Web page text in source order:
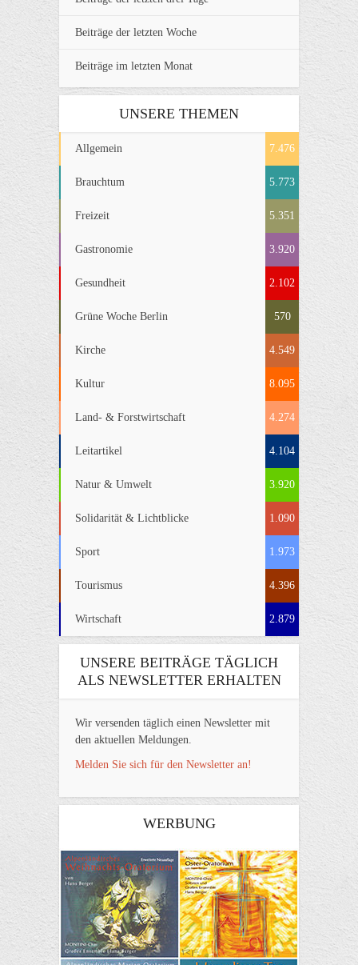
Beiträge der letzten Woche
Beiträge im letzten Monat
UNSERE THEMEN
Allgemein 7.476
Brauchtum 5.773
Freizeit 5.351
Gastronomie 3.920
Gesundheit 2.102
Grüne Woche Berlin 570
Kirche 4.549
Kultur 8.095
Land- & Forstwirtschaft 4.274
Leitartikel 4.104
Natur & Umwelt 3.920
Solidarität & Lichtblicke 1.090
Sport 1.973
Tourismus 4.396
Wirtschaft 2.879
UNSERE BEITRÄGE TÄGLICH
ALS NEWSLETTER ERHALTEN
Wir versenden täglich einen Newsletter mit
den aktuellen Meldungen.
Melden Sie sich für den Newsletter an!
WERBUNG